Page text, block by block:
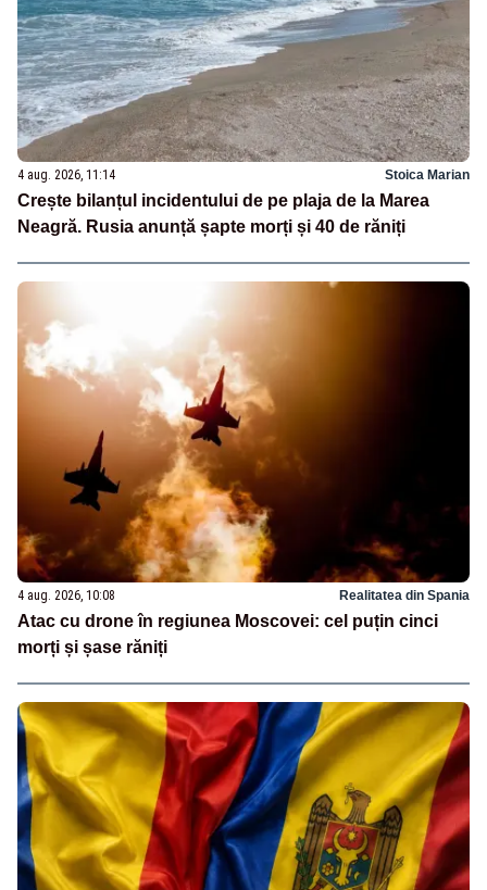
4 aug. 2026, 11:14 Stoica Marian
Crește bilanțul incidentului de pe plaja de la Marea
Neagră. Rusia anunță șapte morți și 40 de răniți
4 aug. 2026, 10:08 Realitatea din Spania
Atac cu drone în regiunea Moscovei: cel puțin cinci
morți și șase răniți